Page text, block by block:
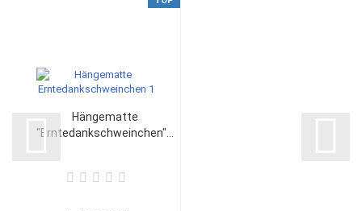
Hängematte
"Erntedankschweinchen"...